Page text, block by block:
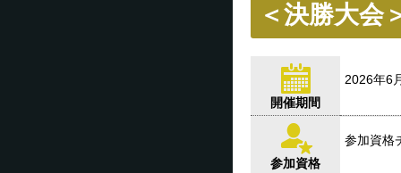
＜決勝大会
開催期間
2026年6
参加資格
参加資格